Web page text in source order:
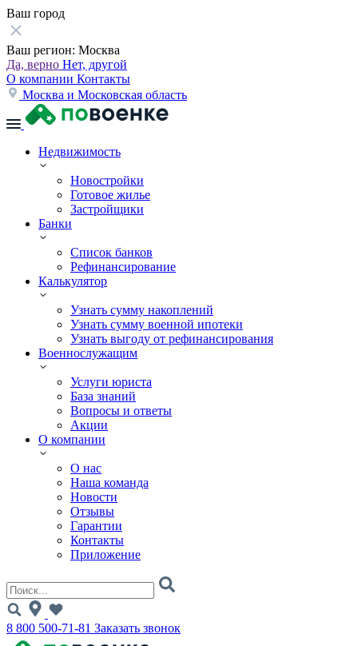
Ваш город
Ваш регион: Москва
Да, верно Нет, другой
О компании Контакты
Москва и Московская область
Недвижимость
Новостройки
Готовое жилье
Застройщики
Банки
Список банков
Рефинансирование
Калькулятор
Узнать сумму накоплений
Узнать сумму военной ипотеки
Узнать выгоду от рефинансирования
Военнослужащим
Услуги юриста
База знаний
Вопросы и ответы
Акции
О компании
О нас
Наша команда
Новости
Отзывы
Гарантии
Контакты
Приложение
8 800 500-71-81 Заказать звонок